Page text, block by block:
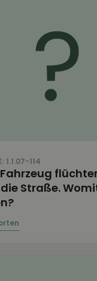
1.1.07-114
die Straße.